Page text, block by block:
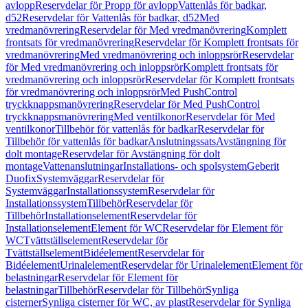
avloppReservdelar för Propp för avloppVattenlås för badkar,
d52Reservdelar för Vattenlås för badkar, d52Med
vredmanövreringReservdelar för Med vredmanövreringKomplett
frontsats för vredmanövreringReservdelar för Komplett frontsats för
vredmanövreringMed vredmanövrering och inloppsrörReservdelar
för Med vredmanövrering och inloppsrörKomplett frontsats för
vredmanövrering och inloppsrörReservdelar för Komplett frontsats
för vredmanövrering och inloppsrörMed PushControl
tryckknappsmanövreringReservdelar för Med PushControl
tryckknappsmanövreringMed ventilkonorReservdelar för Med
ventilkonorTillbehör för vattenlås för badkarReservdelar för
Tillbehör för vattenlås för badkarAnslutningssatsAvstängning för
dolt montageReservdelar för Avstängning för dolt
montageVattenanslutningarInstallations- och spolsystemGeberit
DuofixSystemväggarReservdelar för
SystemväggarInstallationssystemReservdelar för
InstallationssystemTillbehörReservdelar för
TillbehörInstallationselementReservdelar för
InstallationselementElement för WCReservdelar för Element för
WCTvättställselementReservdelar för
TvättställselementBidéelementReservdelar för
BidéelementUrinalelementReservdelar för UrinalelementElement för
belastningarReservdelar för Element för
belastningarTillbehörReservdelar för TillbehörSynliga
cisternerSynliga cisterner för WC, av plastReservdelar för Synliga